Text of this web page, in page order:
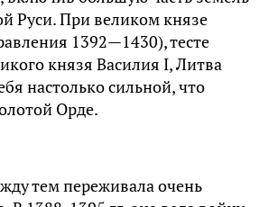
Руси. При великом князе
1392—1430), тесте
князя Василия I, Литва
настолько сильной, что
Орде.
тем переживала очень